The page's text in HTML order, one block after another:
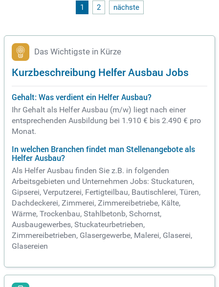
1 2 nächste
Das Wichtigste in Kürze
Kurzbeschreibung Helfer Ausbau Jobs
Gehalt: Was verdient ein Helfer Ausbau?
Ihr Gehalt als Helfer Ausbau (m/w) liegt nach einer
entsprechenden Ausbildung bei 1.910 € bis 2.490 € pro
Monat.
In welchen Branchen findet man Stellenangebote als
Helfer Ausbau?
Als Helfer Ausbau finden Sie z.B. in folgenden
Arbeitsgebieten und Unternehmen Jobs: Stuckaturen,
Gipserei, Verputzerei, Fertigteilbau, Bautischlerei, Türen,
Dachdeckerei, Zimmerei, Zimmereibetriebe, Kälte,
Wärme, Trockenbau, Stahlbetonb, Schornst,
Ausbaugewerbes, Stuckateurbetrieben,
Zimmereibetrieben, Glasergewerbe, Malerei, Glaserei,
Glasereien